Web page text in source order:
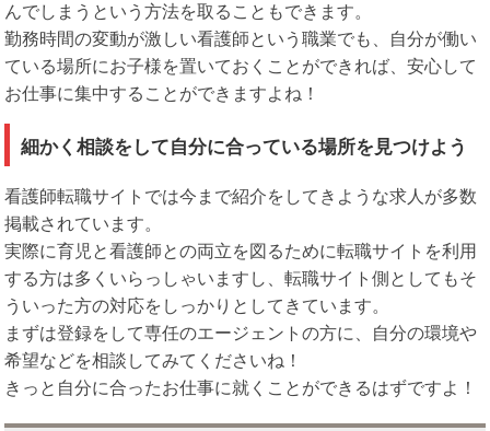
んでしまうという方法を取ることもできます。
勤務時間の変動が激しい看護師という職業でも、自分が働い
ている場所にお子様を置いておくことができれば、安心して
お仕事に集中することができますよね！
細かく相談をして自分に合っている場所を見つけよう
看護師転職サイトでは今まで紹介をしてきような求人が多数
掲載されています。
実際に育児と看護師との両立を図るために転職サイトを利用
する方は多くいらっしゃいますし、転職サイト側としてもそ
ういった方の対応をしっかりとしてきています。
まずは登録をして専任のエージェントの方に、自分の環境や
希望などを相談してみてくださいね！
きっと自分に合ったお仕事に就くことができるはずですよ！